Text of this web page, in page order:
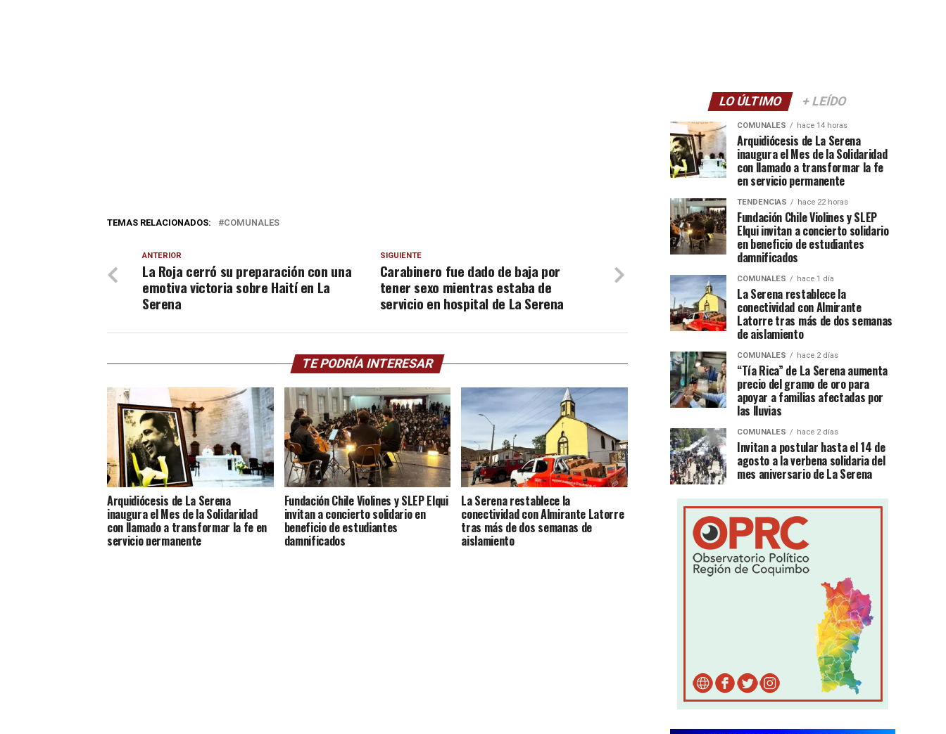
TEMAS RELACIONADOS: COMUNALES
SIGUIENTE
Carabinero fue dado de baja por
tener sexo mientras estaba de
servicio en hospital de La Serena
ANTERIOR
La Roja cerró su preparación con una
emotiva victoria sobre Haití en La
Serena
TE PODRÍA INTERESAR
Arquidiócesis de La Serena
inaugura el Mes de la Solidaridad
con llamado a transformar la fe en
servicio permanente
Fundación Chile Violines y SLEP Elqui
invitan a concierto solidario en
beneficio de estudiantes
damnificados
La Serena restablece la
conectividad con Almirante Latorre
tras más de dos semanas de
aislamiento
LO ÚLTIMO + LEÍDO
COMUNALES hace 14 horas
Arquidiócesis de La Serena
inaugura el Mes de la Solidaridad
con llamado a transformar la fe
en servicio permanente
TENDENCIAS hace 22 horas
Fundación Chile Violines y SLEP
Elqui invitan a concierto solidario
en beneficio de estudiantes
damnificados
COMUNALES hace 1 día
La Serena restablece la
conectividad con Almirante
Latorre tras más de dos semanas
de aislamiento
COMUNALES hace 2 días
“Tía Rica” de La Serena aumenta
precio del gramo de oro para
apoyar a familias afectadas por
las lluvias
COMUNALES hace 2 días
Invitan a postular hasta el 14 de
agosto a la verbena solidaria del
mes aniversario de La Serena